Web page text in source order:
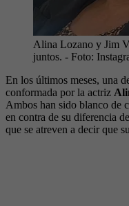
Alina Lozano y Jim
juntos. - Foto:
En los últimos meses, una
conformada por la actriz
Ambos han sido blanco de
en contra de su diferencia
que se atreven a decir que